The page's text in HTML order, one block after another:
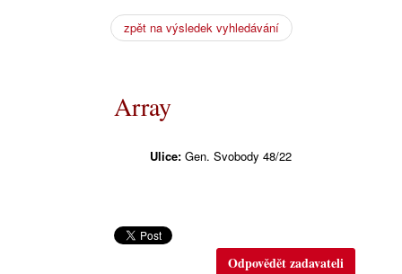
zpět na výsledek vyhledávání
Array
Ulice: Gen. Svobody 48/22
Odpovědět zadavateli